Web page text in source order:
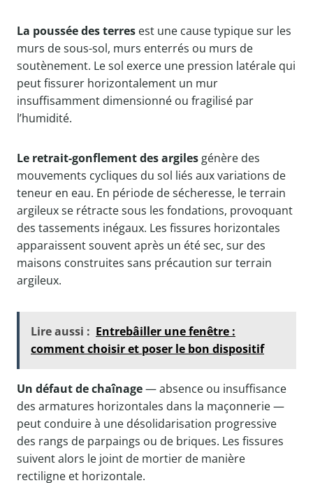
La poussée des terres est une cause typique sur les
murs de sous-sol, murs enterrés ou murs de
soutènement. Le sol exerce une pression latérale qui
peut fissurer horizontalement un mur
insuffisamment dimensionné ou fragilisé par
l’humidité.
Le retrait-gonflement des argiles génère des
mouvements cycliques du sol liés aux variations de
teneur en eau. En période de sécheresse, le terrain
argileux se rétracte sous les fondations, provoquant
des tassements inégaux. Les fissures horizontales
apparaissent souvent après un été sec, sur des
maisons construites sans précaution sur terrain
argileux.
Lire aussi : Entrebâiller une fenêtre :
comment choisir et poser le bon dispositif
Un défaut de chaînage— absence ou insuffisance
des armatures horizontales dans la maçonnerie —
peut conduire à une désolidarisation progressive
des rangs de parpaings ou de briques. Les fissures
suivent alors le joint de mortier de manière
rectiligne et horizontale.